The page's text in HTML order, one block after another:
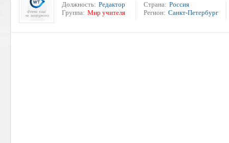
Должность: Редактор
Группа: Мир учителя
Страна: Россия
Регион: Санкт-Петербург